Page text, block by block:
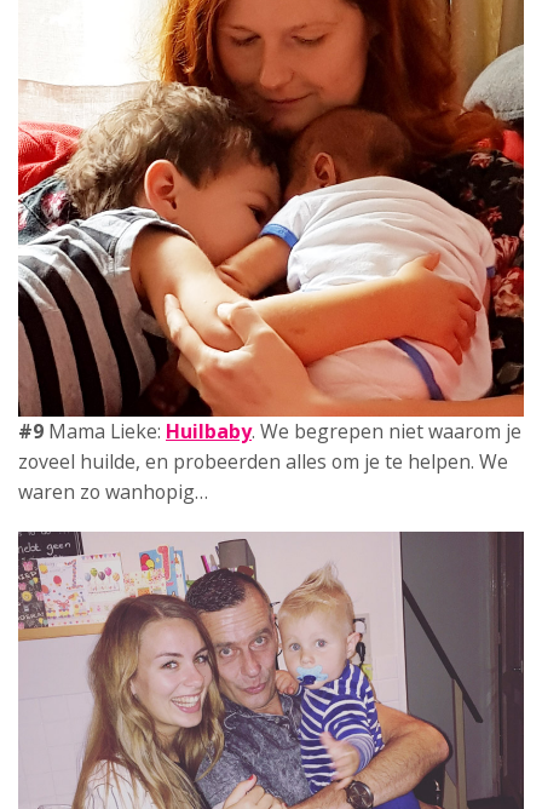
#10Mama Daisy: Marc en ik schelen 27 jaar
dolgelukkig en mega trotse ouders van Senn die nu 7
maanden is…